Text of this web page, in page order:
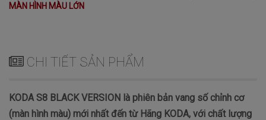
MÀN HÌNH MÀU LỚN
CHI TIẾT SẢN PHẨM
KODA S8 BLACK VERSION là phiên bản vang số chỉnh cơ
(màn hình màu) mới nhất đến từ Hãng KODA, với chất lượng